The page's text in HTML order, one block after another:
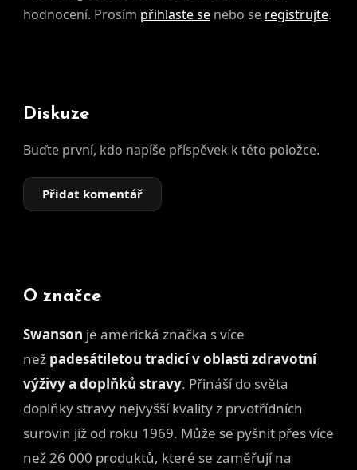
hodnocení. Prosím přihlaste se nebo se registrujte.
Diskuze
Buďte první, kdo napíše příspěvek k této položce.
Přidat komentář
O značce
Swanson je americká značka svíce
než padesátiletou tradicí v oblasti zdravotní
výživy a doplňků stravy. Přináší do světa
doplňky stravy nejvyšší kvality z prvotřídních
surovin již od roku 1969. Může se pyšnit přes více
než 26 000 produktů, které se zaměřují na